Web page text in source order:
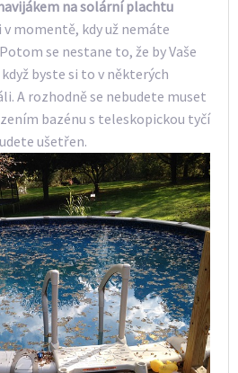
na solární plachtu
i v momentě, kdy už nemáte
se nestane to, že by Vaše
byste si to v některých
A rozhodně se nebudete muset
bazénu s teleskopickou tyčí
ušetřen.